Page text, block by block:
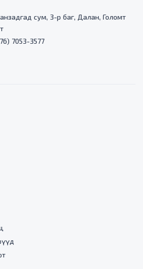
сум, 3-р баг, Далан, Голомт
7053-3577